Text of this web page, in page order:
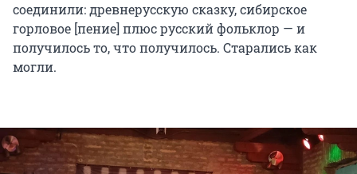
соединили: древнерусскую сказку, сибирское
горловое [пение] плюс русский фольклор — и
получилось то, что получилось. Старались как
могли.